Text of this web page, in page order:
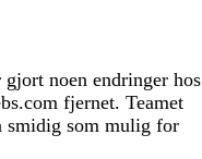
noen endringer hos
fjernet. Teamet
smidig som mulig for